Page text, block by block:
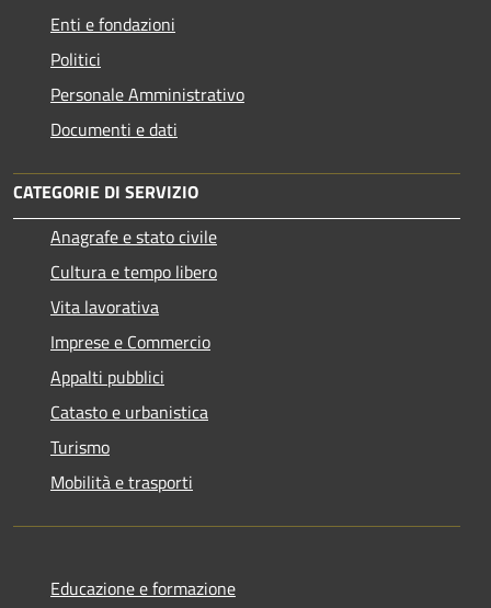
Enti e fondazioni
Politici
Personale Amministrativo
Documenti e dati
CATEGORIE DI SERVIZIO
Anagrafe e stato civile
Cultura e tempo libero
Vita lavorativa
Imprese e Commercio
Appalti pubblici
Catasto e urbanistica
Turismo
Mobilità e trasporti
Educazione e formazione